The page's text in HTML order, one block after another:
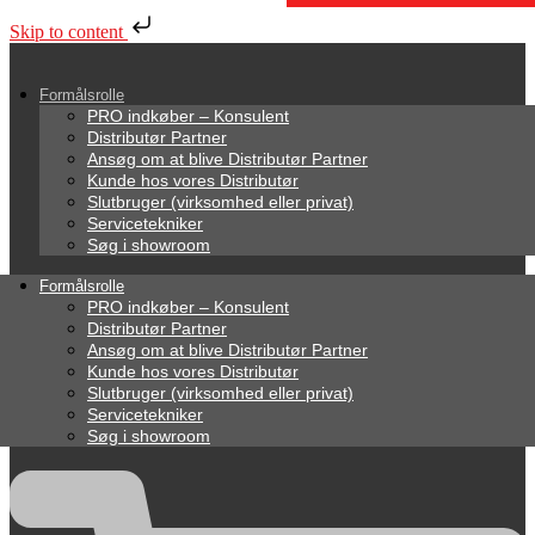
Skip to content
Formålsrolle
PRO indkøber – Konsulent
Distributør Partner
Ansøg om at blive Distributør Partner
Kunde hos vores Distributør
Slutbruger (virksomhed eller privat)
Servicetekniker
Søg i showroom
Formålsrolle
PRO indkøber – Konsulent
Distributør Partner
Ansøg om at blive Distributør Partner
Kunde hos vores Distributør
Slutbruger (virksomhed eller privat)
Servicetekniker
Søg i showroom